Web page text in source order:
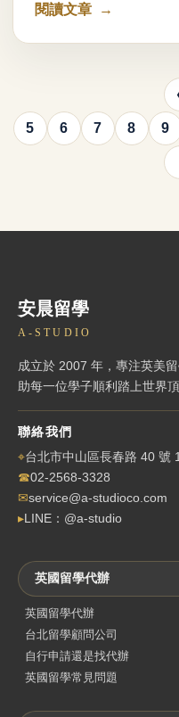
閱讀文章
5 6 7 8 9
安晨留學
A-STUDIO
成立於 2007 年，專注英美
助每一位學子順利踏上世界頂
聯絡我們
⌖台北市中山區長春路 40 號
☎02-2568-3328
✉service@a-studioco.com
▸LINE：@a-studio
英國留學代辦
英國留學代辦
台北留學顧問公司
自行申請還是找代辦
英國留學常見問題